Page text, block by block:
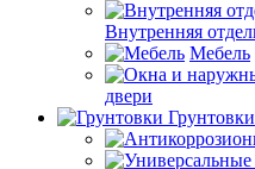
Внутренняя
Мебель
двери
Грунтовки